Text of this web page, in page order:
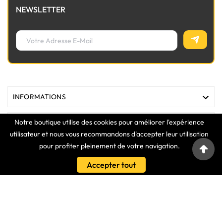
Notre boutique utilise des cookies pour améliorer l'expérience
utilisateur et nous vous recommandons d'accepter leur utilisation
pour profiter pleinement de votre navigation.
Accepter tout
NEWSLETTER
INFORMATIONS 
MAGASIN 

VOTRE COMPTE 